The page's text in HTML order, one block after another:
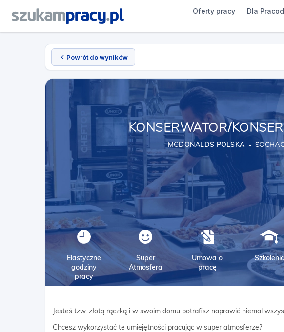
Oferty pracy Dla
Powrót do wyników
KONSERWATOR/
MCDONALDS POLSKA
Elastyczne
godziny
pracy
Super
Atmosfera
Umowa o
pracę
Jesteś tzw. złotą rączką i w swoim domu potrafisz naprawić niemal
Chcesz wykorzystać te umiejętności pracując w super atmosferze?